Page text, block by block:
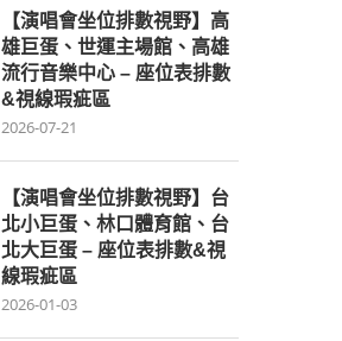
【演唱會坐位排數視野】高
雄巨蛋、世運主場館、高雄
流行音樂中心 – 座位表排數
&視線瑕疵區
2026-07-21
【演唱會坐位排數視野】台
北小巨蛋、林口體育館、台
北大巨蛋 – 座位表排數&視
線瑕疵區
2026-01-03